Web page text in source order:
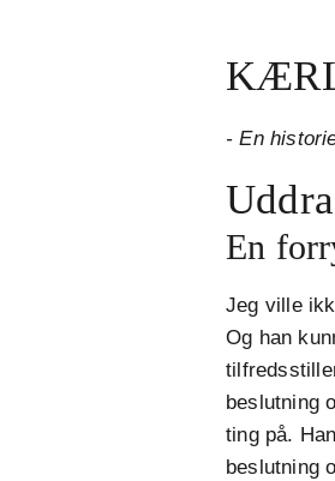
- En
En
Jeg ville
Og han
beslutning
ting på.
beslutning